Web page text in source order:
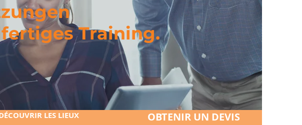
Training.
LES LIEUX OBTENIR UN DEVIS